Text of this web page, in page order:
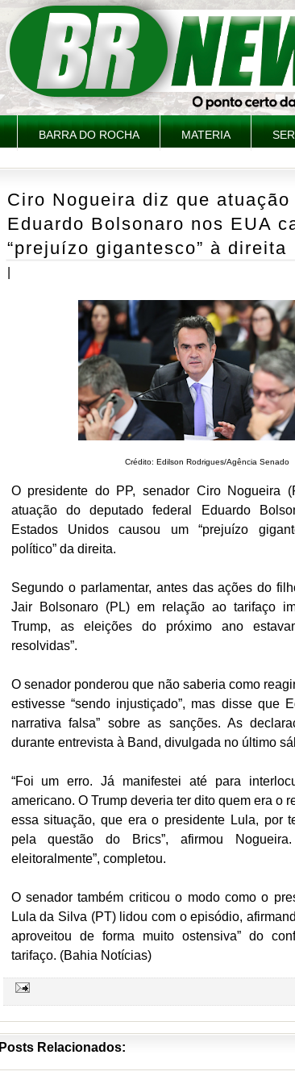
BARRA DO ROCHA MATERIA
Ciro Nogueira diz que atuação
Eduardo Bolsonaro nos EUA
“prejuízo gigantesco” à direita
Crédito: Edilson Rodrigues/Agência Senado
O presidente do PP, senador Ciro Nogueira
atuação do deputado federal Eduardo
Estados Unidos causou um “prejuízo
político” da direita.
Segundo o parlamentar, antes das ações do
Jair Bolsonaro (PL) em relação ao tarifaço
Trump, as eleições do próximo ano
resolvidas”.
O senador ponderou que não saberia como
estivesse “sendo injustiçado”, mas disse que
narrativa falsa” sobre as sanções. As
durante entrevista à Band, divulgada no último
“Foi um erro. Já manifestei até para
americano. O Trump deveria ter dito quem era o
essa situação, que era o presidente Lula, por
pela questão do Brics”, afirmou
eleitoralmente”, completou.
O senador também criticou o modo como o
Lula da Silva (PT) lidou com o episódio,
aproveitou de forma muito ostensiva” do
tarifaço. (Bahia Notícias)
Posts Relacionados: